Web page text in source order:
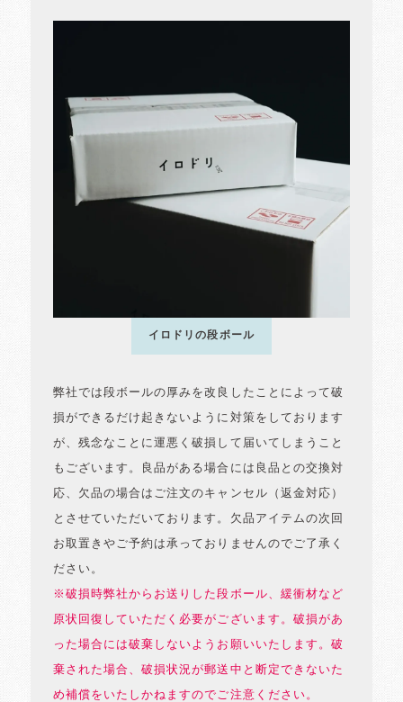
イロドリの段ボール
弊社では段ボールの厚みを改良したことによって破
損ができるだけ起きないように対策をしております
が、残念なことに運悪く破損して届いてしまうこと
もございます。良品がある場合には良品との交換対
応、欠品の場合はご注文のキャンセル（返金対応）
とさせていただいております。欠品アイテムの次回
お取置きやご予約は承っておりませんのでご了承く
ださい。
※破損時弊社からお送りした段ボール、緩衝材など
原状回復していただく必要がございます。破損があ
った場合には破棄しないようお願いいたします。破
棄された場合、破損状況が郵送中と断定できないた
め補償をいたしかねますのでご注意ください。